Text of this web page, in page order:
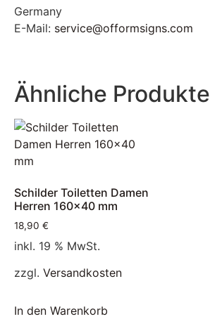
Germany
E-Mail: service@offormsigns.com
Ähnliche Produkte
Schilder Toiletten Damen
Herren 160×40 mm
18,90 €
inkl. 19 % MwSt.
zzgl. Versandkosten
In den Warenkorb